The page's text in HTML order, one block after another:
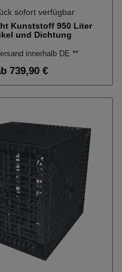
sofort verfügbar
Kunststoff 950 Liter
und Dichtung
innerhalb DE **
739,90 €